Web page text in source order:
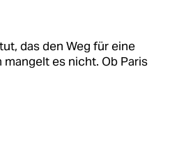
das den Weg für eine
es nicht. Ob Paris